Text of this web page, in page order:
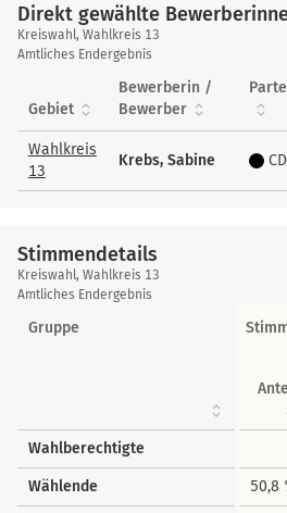
Direkt gewählte
Direkt
gewählte
Bewerberinnen
und
Bewerber
Kreiswahl, Wahlkreis 13
Amtliches Endergebnis
Gebiet
Bewerberin /
Bewerber
Wahlkreis
13
Krebs, Sabine
Stimmendetails
Stimmendetails
Kreiswahl, Wahlkreis 13
Amtliches Endergebnis
Gruppe
Wahlberechtigte
Wählende 50,8